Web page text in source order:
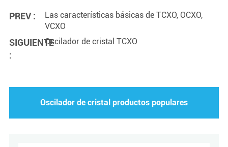
PREV :
Las características básicas de TCXO, OCXO,
VCXO
SIGUIENTE
:
Oscilador de cristal TCXO
Oscilador de cristal productos populares